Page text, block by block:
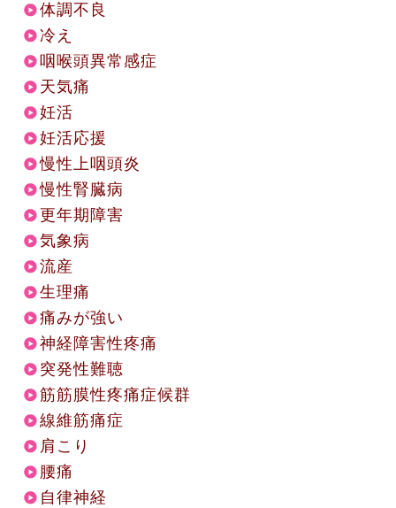
体調不良
冷え
咽喉頭異常感症
天気痛
妊活
妊活応援
慢性上咽頭炎
慢性腎臓病
更年期障害
気象病
流産
生理痛
痛みが強い
神経障害性疼痛
突発性難聴
筋筋膜性疼痛症候群
線維筋痛症
肩こり
腰痛
自律神経